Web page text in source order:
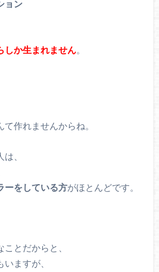
ョン
しか生まれません。
作れませんからね。
、
ーをしている方がほとんどです。
とだからと、
ますが、